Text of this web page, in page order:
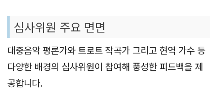
심사위원 주요 면면
대중음악 평론가와 트로트 작곡가 그리고 현역 가수 등
다양한 배경의 심사위원이 참여해 풍성한 피드백을 제
공합니다.